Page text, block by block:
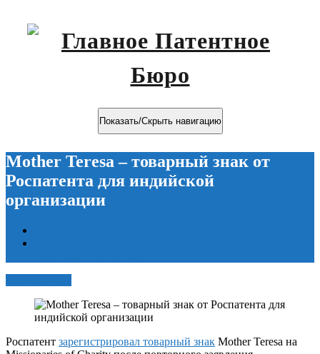
Показать/Скрыть навигацию
Mother Teresa – товарный знак от
Роспатента для индийской
организации
Роспатент зарегистрировал товарный знак Mother Teresa на